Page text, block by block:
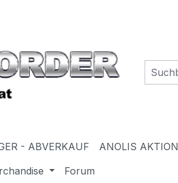
- ABVERKAUF ANOLIS AKTION
Forum